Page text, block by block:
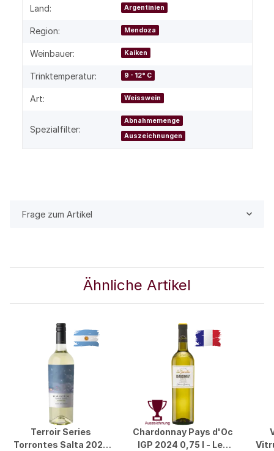
Land: Argentinien
Region: Mendoza
Weinbauer: Kaiken
Trinktemperatur: 9 - 12° C
Art: Weisswein
Spezialfilter:
Abnahmemenge
Auszeichnungen
Frage zum Artikel
Ähnliche Artikel
Terroir Series
Torrontes Salta 2024
Chardonnay Pays d'Oc
IGP 2024 0,75 l - Les